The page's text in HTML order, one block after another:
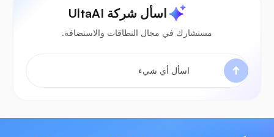
اسأل شركة UltaAI
مستشارك في مجال النطاقات والاستضافة.